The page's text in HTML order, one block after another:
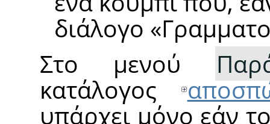
διάλογο «
Στο μενού
κατάλογος
υπάρχει μόνο εάν